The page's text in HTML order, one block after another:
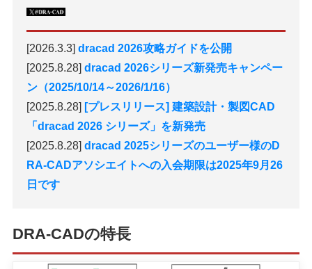
[2026.3.3] dracad 2026攻略ガイドを公開
[2025.8.28] dracad 2026シリーズ新発売キャンペー
ン（2025/10/14～2026/1/16）
[2025.8.28] [プレスリリース] 建築設計・製図CAD
「dracad 2026 シリーズ」を新発売
[2025.8.28] dracad 2025シリーズのユーザー様のD
RA-CADアソシエイトへの入会期限は2025年9月26
日です
DRA-CADの特長